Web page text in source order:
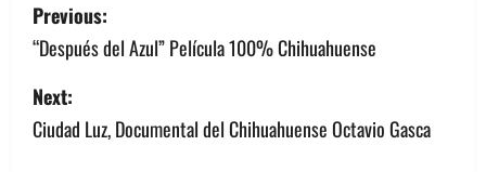
Previous:
“Después del Azul” Película 100% Chihuahuense
Next:
Ciudad Luz, Documental del Chihuahuense Octavio Gasca